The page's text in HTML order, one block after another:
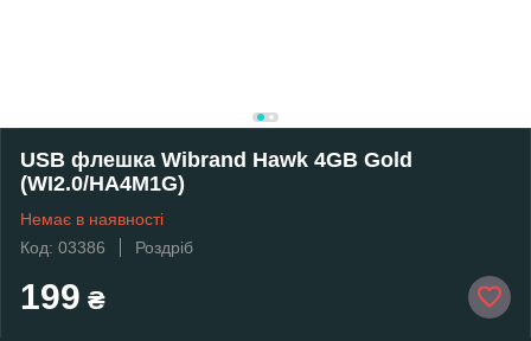
USB флешка Wibrand Hawk 4GB Gold
(WI2.0/HA4M1G)
Немає в наявності
Код: 03386
Роздріб
199 ₴